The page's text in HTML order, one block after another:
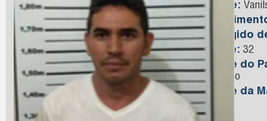
Nome:
Foragido
Idade: 32
Nome do
Macedo
Nome da